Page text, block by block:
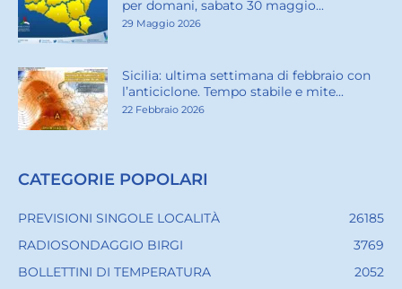
per domani, sabato 30 maggio...
29 Maggio 2026
Sicilia: ultima settimana di febbraio con
l’anticiclone. Tempo stabile e mite...
22 Febbraio 2026
CATEGORIE POPOLARI
PREVISIONI SINGOLE LOCALITÀ
26185
RADIOSONDAGGIO BIRGI
3769
BOLLETTINI DI TEMPERATURA
2052